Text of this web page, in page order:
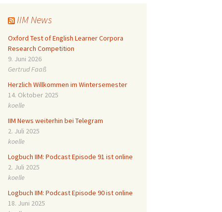
IIM News
Oxford Test of English Learner Corpora
Research Competition
9. Juni 2026
Gertrud Faaß
Herzlich Willkommen im Wintersemester
14. Oktober 2025
koelle
IIM News weiterhin bei Telegram
2. Juli 2025
koelle
Logbuch IIM: Podcast Episode 91 ist online
2. Juli 2025
koelle
Logbuch IIM: Podcast Episode 90 ist online
18. Juni 2025